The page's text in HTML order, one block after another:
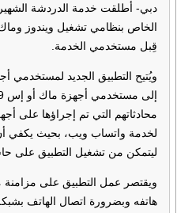
دبي- أطلقت خدمة الدردشة
الخاص بنظامي تشغيل ويندوز
قِبل مستخدمي الخدمة.
محادثاتهم التي تم إجراؤها على
ليتمكن من تشغيل التطبيق على
ويقتصر عمل التطبيق على مزامنة
هاتفه وبضرورة اتصال الهاتف